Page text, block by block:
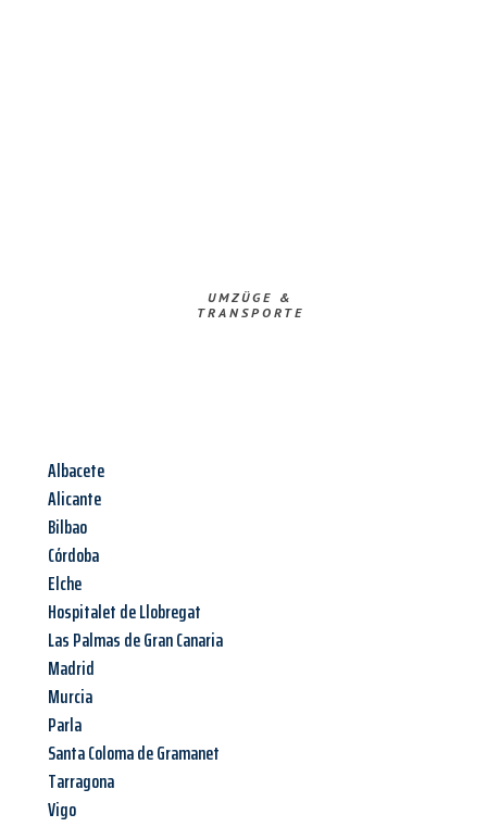
UMZÜGE &
TRANSPORTE
Albacete
Alicante
Bilbao
Córdoba
Elche
Hospitalet de Llobregat
Las Palmas de Gran Canaria
Madrid
Murcia
Parla
Santa Coloma de Gramanet
Tarragona
Vigo